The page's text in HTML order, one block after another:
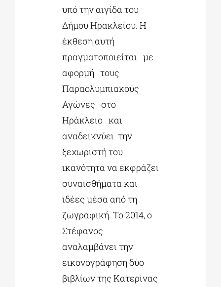
υπό την αιγίδα του
Δήμου Ηρακλείου. Η
έκθεση αυτή
πραγματοποιείται με
αφορμή τους
Παραολυμπιακούς
Αγώνες στο
Ηράκλειο και
αναδεικνύει την
ξεχωριστή του
ικανότητα να εκφράζει
συναισθήματα και
ιδέες μέσα από τη
ζωγραφική. Το 2014, ο
Στέφανος
αναλαμβάνει την
εικονογράφηση δύο
βιβλίων της Κατερίνας